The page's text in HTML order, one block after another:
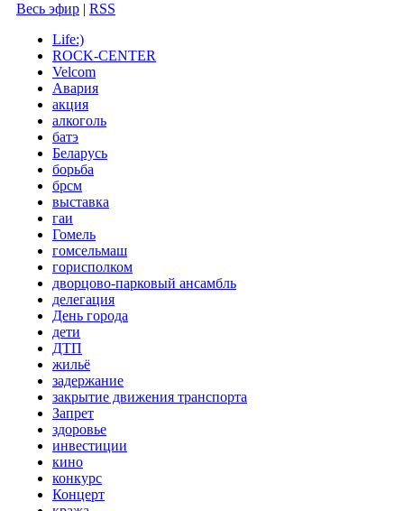
Весь эфир | RSS
Life:)
ROCK-CENTER
Velcom
Авария
акция
алкоголь
батэ
Беларусь
борьба
брсм
выставка
гаи
Гомель
гомсельмаш
горисполком
дворцово-парковый ансамбль
делегация
День города
дети
ДТП
жильё
задержание
закрытие движения транспорта
Запрет
здоровье
инвестиции
кино
конкурс
Концерт